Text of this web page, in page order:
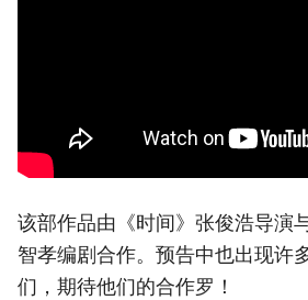
该部作品由《时间》张俊浩导演
智孝编剧合作。预告中也出现许
们，期待他们的合作罗！